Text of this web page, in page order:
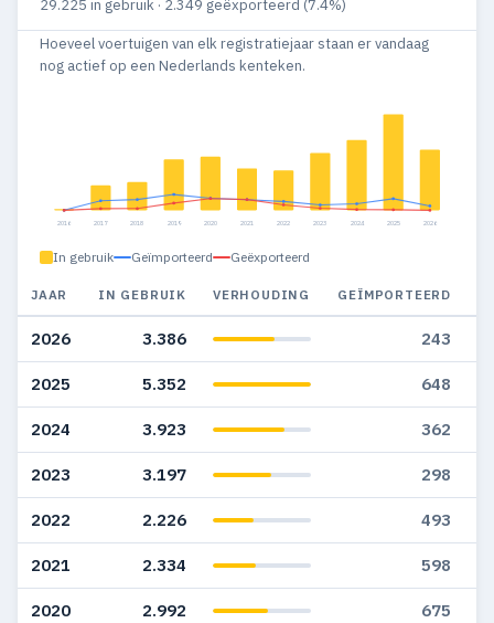
29.225 in gebruik · 2.349 geëxporteerd (7.4%)
Hoeveel voertuigen van elk registratiejaar staan er vandaag
nog actief op een Nederlands kenteken.
2016 2017 2018 2019 2020 2021 2022 2023 2024 2025 2026
In gebruik Geïmporteerd Geëxporteerd
JAAR IN GEBRUIK VERHOUDING GEÏMPORTEERD
2026 3.386 243
2025 5.352 648
2024 3.923 362
2023 3.197 298
2022 2.226 493
2021 2.334 598
2020 2.992 675